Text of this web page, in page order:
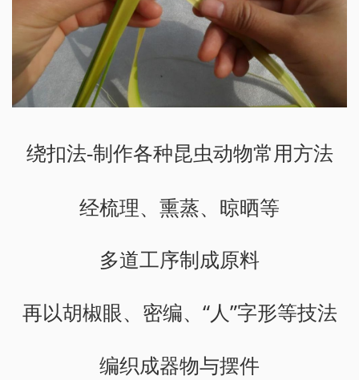
绕扣法-制作各种昆虫动物常用方法
经梳理、熏蒸、晾晒等
多道工序制成原料
再以胡椒眼、密编、“人”字形等技法
编织成器物与摆件